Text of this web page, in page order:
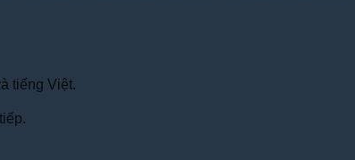
tiếng Việt.